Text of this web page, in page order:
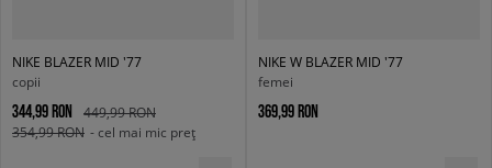
NIKE BLAZER MID '77
copii
344,99 RON
449,99 RON
354,99 RON - cel mai mic preț
NIKE W BLAZER MID '77
femei
369,99 RON